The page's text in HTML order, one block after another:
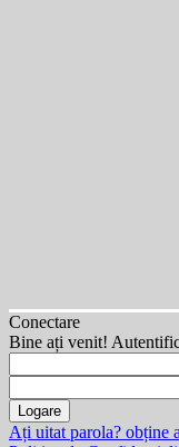
Conectare
Bine ați venit!
Ați uitat parola? obține